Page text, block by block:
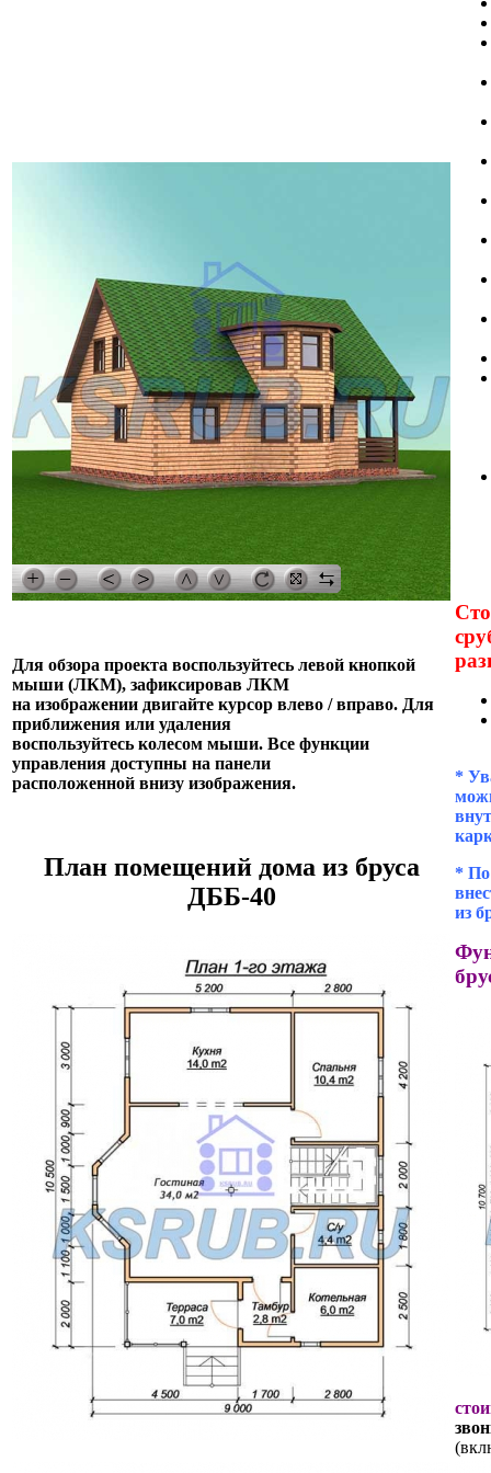
Для обзора проекта воспользуйтесь левой кнопкой
мыши (ЛКМ), зафиксировав ЛКМ
на изображении двигайте курсор влево / вправо. Для
приближения или удаления
воспользуйтесь колесом мыши. Все функции
управления доступны на панели
расположенной внизу изображения.
План помещений дома из бруса
ДББ-40
*
*
из